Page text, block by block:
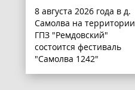
8 августа 2026 года в д.
Самолва на территории
ГПЗ "Ремдовский"
состоится фестиваль
"Самолва 1242"